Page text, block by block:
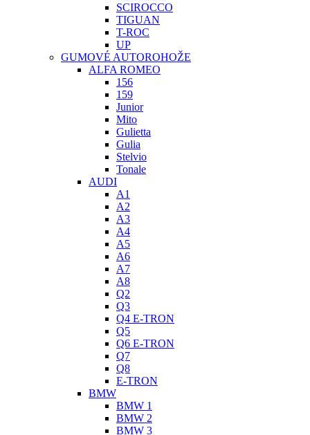
SCIROCCO
TIGUAN
T-ROC
UP
GUMOVÉ AUTOROHOŽE
ALFA ROMEO
156
159
Junior
Mito
Gulietta
Gulia
Stelvio
Tonale
AUDI
A1
A2
A3
A4
A5
A6
A7
A8
Q2
Q3
Q4 E-TRON
Q5
Q6 E-TRON
Q7
Q8
E-TRON
BMW
BMW 1
BMW 2
BMW 3